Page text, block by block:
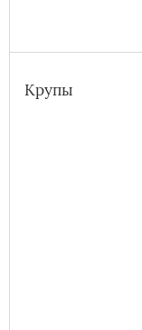
Крупы